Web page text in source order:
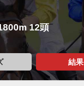
12頭
結果